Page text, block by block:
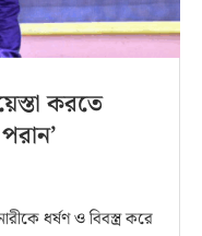
করতে
ধর্ষণ ও বিবস্ত্র করে